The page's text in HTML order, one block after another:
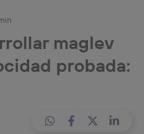
maglev
probada: